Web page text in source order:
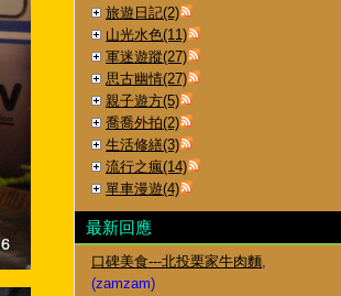
旅遊日記(2)
山光水色(11)
軍迷遊蹤(27)
思古幽情(27)
親子遊方(5)
喬喬外拍(2)
生活修繕(3)
流行之瘋(14)
單車漫遊(4)
最新回應
口碑美食---北投栗家牛肉麵,
(zamzam)